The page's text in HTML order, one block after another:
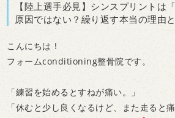
【陸上選手必見】シンスプリントは
原因ではない？繰り返す本当の理由
こんにちは！
フォームconditioning整骨院です。
「練習を始めるとすねが痛い。」
「休むと少し良くなるけど、また走ると